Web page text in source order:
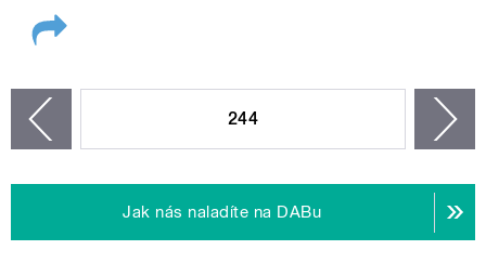
244
Jak nás naladíte na DABu